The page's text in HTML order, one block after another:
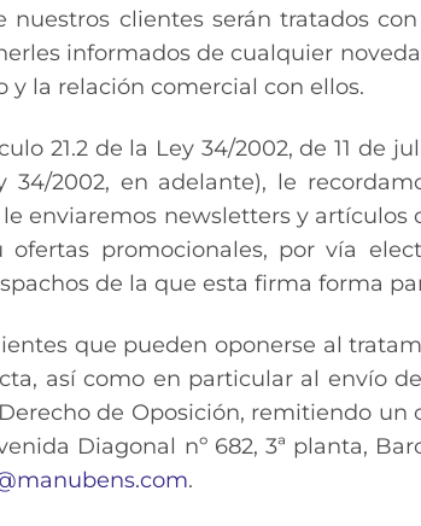
nuestros clientes serán tratados
informados de cualquier
la relación comercial con ellos.
21.2 de la Ley 34/2002, de 11 de
2002, en adelante), le
enviaremos newsletters y artículos
promocionales, por vía
de la que esta firma forma
que pueden oponerse al
así como en particular al envío
de Oposición, remitiendo un
Diagonal nº 682, 3ª planta,
.